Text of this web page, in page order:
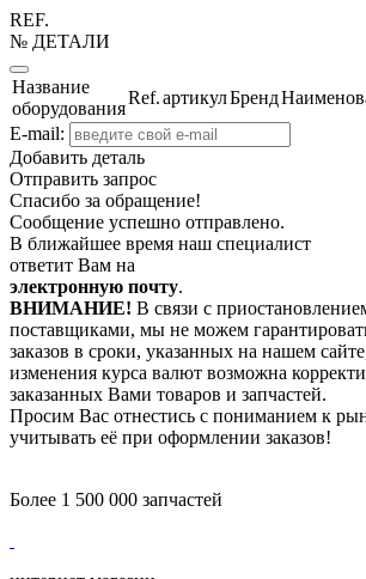
REF.
№ ДЕТАЛИ
Название
оборудования
Ref.артикулБренд
E-mail:
Добавить деталь
Отправить запрос
Спасибо за обращение!
Сообщение успешно отправлено.
В ближайшее время наш специалист
ответит Вам на
электронную почту.
ВНИМАНИЕ! В связи с
поставщиками, мы не можем
заказов в сроки, указанных на нашем
изменения курса валют возможна
заказанных Вами товаров и запчастей.
Просим Вас отнестись с пониманием к
учитывать её при оформлении заказов!
Более 1 500 000 запчастей